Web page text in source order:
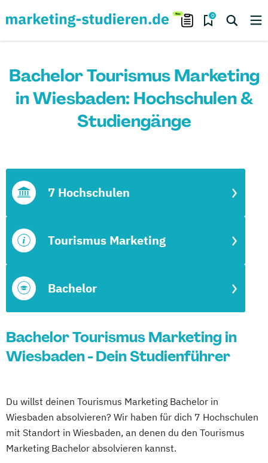
0
Bachelor Tourismus Marketing
in Wiesbaden: Hochschulen &
Studiengänge
Bachelor
Tourismus Marketing
7 Hochschulen
Bachelor Tourismus Marketing in
Wiesbaden - Dein Studienführer
Du willst deinen Tourismus Marketing Bachelor in
Wiesbaden absolvieren? Wir haben für dich 7 Hochschulen
mit Standort in Wiesbaden, an denen du den Tourismus
Marketing Bachelor absolvieren kannst.